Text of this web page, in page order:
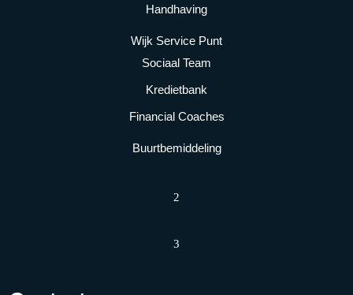
Handhaving
Wijk Service Punt
Sociaal Team
Kredietbank
Financial Coaches
Buurtbemiddeling
2
3